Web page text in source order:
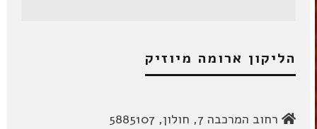
הליקון ארומה מיוזיק
רחוב המרכבה 7, חולון, 5885107